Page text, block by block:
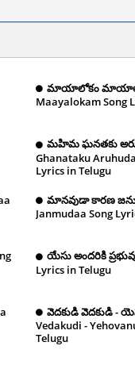
మాయాలోకం
Maayalokam Song
మహిమ ఘనతకు
Ghanataku
Lyrics in Telugu
మానవుడా కారణ
Janmudaa Song
యేసు అందరికి
Lyrics in Telugu
వెదకుడి వెదకుడి -
Vedakudi -
Telugu